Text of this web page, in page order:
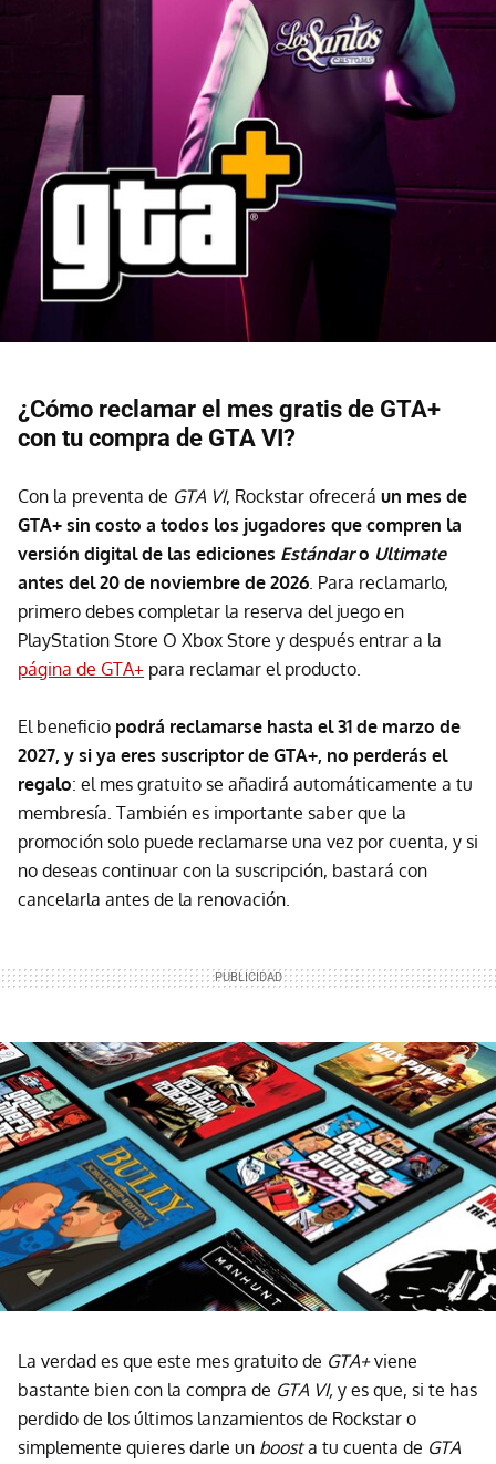
¿Cómo reclamar el mes gratis de GTA+
con tu compra de GTA VI?
Con la preventa de GTA VI, Rockstar ofrecerá un mes de
GTA+ sin costo a todos los jugadores que compren la
versión digital de las ediciones Estándaro Ultimate
antes del 20 de noviembre de 2026. Para reclamarlo,
primero debes completar la reserva del juego en
PlayStation Store O Xbox Store y después entrar a la
página de GTA+ para reclamar el producto.
El beneficio podrá reclamarse hasta el31 de marzo de
2027, y si ya eres suscriptor de GTA+, no perderás el
regalo: el mes gratuito se añadirá automáticamente a tu
membresía. También es importante saber que la
promoción solo puede reclamarse una vez por cuenta, y si
no deseas continuar con la suscripción, bastará con
cancelarla antes de la renovación.
La verdad es que este mes gratuito de GTA+viene
bastante bien con la compra de GTA VI, y es que, si te has
perdido de los últimos lanzamientos de Rockstar o
simplemente quieres darle un boosta tu cuenta de GTA